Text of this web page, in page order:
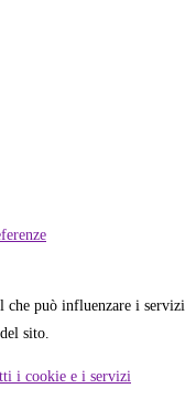
che può influenzare i servizi
sito.
i cookie e i servizi